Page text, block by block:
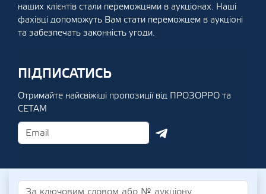
наших клієнтів стали переможцями в аукціонах. Наші
фахівці допоможуть Вам стати переможцем в аукціоні
та забезпечать законність угоди.
ПІДПИСАТИСЬ
Отримайте найсвіжіші пропозиції від ПРОЗОРРО та
СЕТАМ